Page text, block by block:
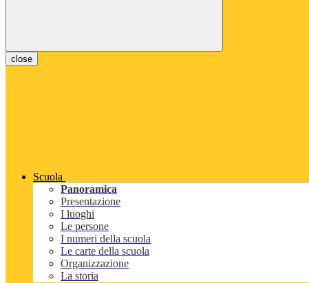
close
Scuola
Panoramica
Presentazione
I luoghi
Le persone
I numeri della scuola
Le carte della scuola
Organizzazione
La storia